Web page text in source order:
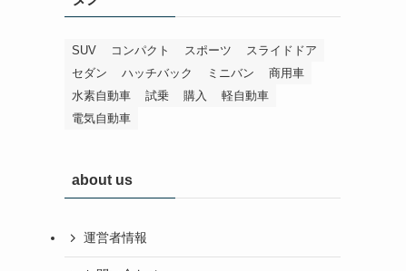
SUV コンパクト スポーツ
スライドドア
セダン
ハッチバック ミニバン
商用車
水素自動車
試乗 購入
軽自動車
電気自動車
about us
運営者情報